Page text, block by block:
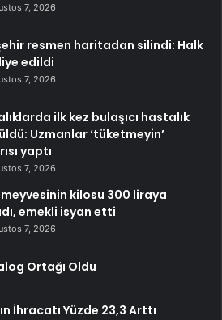
7, 2026
resmen haritadan silindi: Halk
edildi
7, 2026
ilk kez bulaşıcı hastalık
Uzmanlar ‘tüketmeyin’
yaptı
7, 2026
meyvesinin kilosu 300 liraya
emekli isyan etti
7, 2026
Ortağı Oldu
İhracatı Yüzde 23,3 Arttı